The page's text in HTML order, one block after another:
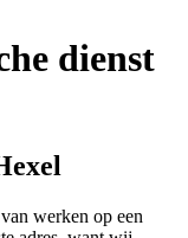
dienst
werken op een